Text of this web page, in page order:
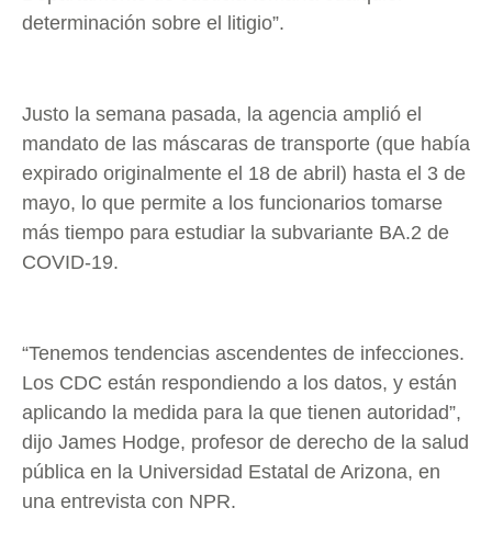
determinación sobre el litigio”.
Justo la semana pasada, la agencia amplió el
mandato de las máscaras de transporte (que había
expirado originalmente el 18 de abril) hasta el 3 de
mayo, lo que permite a los funcionarios tomarse
más tiempo para estudiar la subvariante BA.2 de
COVID-19.
“Tenemos tendencias ascendentes de infecciones.
Los CDC están respondiendo a los datos, y están
aplicando la medida para la que tienen autoridad”,
dijo James Hodge, profesor de derecho de la salud
pública en la Universidad Estatal de Arizona, en
una entrevista con NPR.